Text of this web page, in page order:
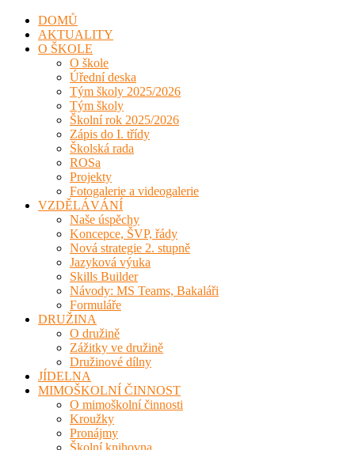
DOMŮ
AKTUALITY
O ŠKOLE
O škole
Úřední deska
Tým školy 2025/2026
Tým školy
Školní rok 2025/2026
Zápis do I. třídy
Školská rada
ROSa
Projekty
Fotogalerie a videogalerie
VZDĚLÁVÁNÍ
Naše úspěchy
Koncepce, ŠVP, řády
Nová strategie 2. stupně
Jazyková výuka
Skills Builder
Návody: MS Teams, Bakaláři
Formuláře
DRUŽINA
O družině
Zážitky ve družině
Družinové dílny
JÍDELNA
MIMOŠKOLNÍ ČINNOST
O mimoškolní činnosti
Kroužky
Pronájmy